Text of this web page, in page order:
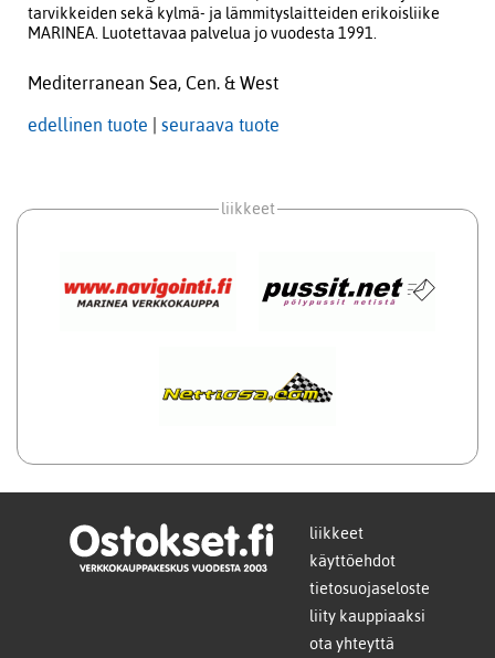
tarvikkeiden sekä kylmä- ja lämmityslaitteiden erikoisliike
MARINEA. Luotettavaa palvelua jo vuodesta 1991.
Mediterranean Sea, Cen. & West
edellinen tuote seuraava tuote
liikkeet
liikkeet
käyttöehdot
tietosuojaseloste
liity kauppiaaksi
ota yhteyttä